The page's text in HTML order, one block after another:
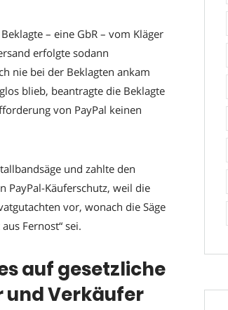
– eine GbR – vom Kläger
erfolgte sodann
nie bei der Beklagten ankam
blieb, beantragte die Beklagte
von PayPal keinen
und zahlte den
PayPal-Käuferschutz, weil die
vor, wonach die Säge
Fernost“ sei.
auf gesetzliche
und Verkäufer